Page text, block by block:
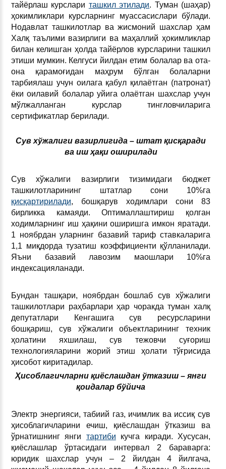
тайёрлаш курслари ташкил этилади. Туман (шаҳар)
ҳокимликлари курсларнинг муассасислари бўлади.
Нодавлат ташкилотлар ва жисмоний шахслар ҳам
Халқ таълими вазирлиги ва маҳаллий ҳокимликлар
билан келишган ҳолда тайёрлов курсларини ташкил
этиши мумкин. Келгуси йилдан етим болалар ва ота-
она қарамоғидан маҳрум бўлган болаларни
тарбиялаш учун оилага қабул қилаётган (патронат)
ёки оилавий болалар уйига олаётган шахслар учун
мўлжалланган курслар тингловчиларига
сертификатлар берилади.
Сув хўжалиги вазирлигида – штат қисқаради
ва иш ҳақи оширилади
Сув хўжалиги вазирлиги тизимидаги бюджет
ташкилотларининг штатлар сони 10%га
қисқартирилади, бошқарув ходимлари сони 83
бирликка камаяди. Оптималлаштириш қолган
ходимларнинг иш ҳақини оширишга имкон яратади.
1 ноябрдан уларнинг базавий тариф ставкаларига
1,1 миқдорда тузатиш коэффициенти қўлланилади.
Яъни базавий лавозим маошлари 10%га
индексацияланади.
Бундан ташқари, ноябрдан бошлаб сув хўжалиги
ташкилотлари раҳбарлари ҳар чоракда туман халқ
депутатлари Кенгашига сув ресурсларини
бошқариш, сув хўжалиги объектларининг техник
ҳолатини яхшилаш, сув тежовчи суғориш
технологияларини жорий этиш ҳолати тўғрисида
ҳисобот киритадилар.
Ҳисоблагичларни қиёслашдан ўтказиш – янги
қоидалар бўйича
Электр энергияси, табиий газ, ичимлик ва иссиқ сув
ҳисоблагичларини ечиш, қиёслашдан ўтказиш ва
ўрнатишнинг янги тартиби кучга киради. Хусусан,
қиёслашлар ўртасидаги интервал 2 бараварга:
юридик шахслар учун – 2 йилдан 4 йилгача,